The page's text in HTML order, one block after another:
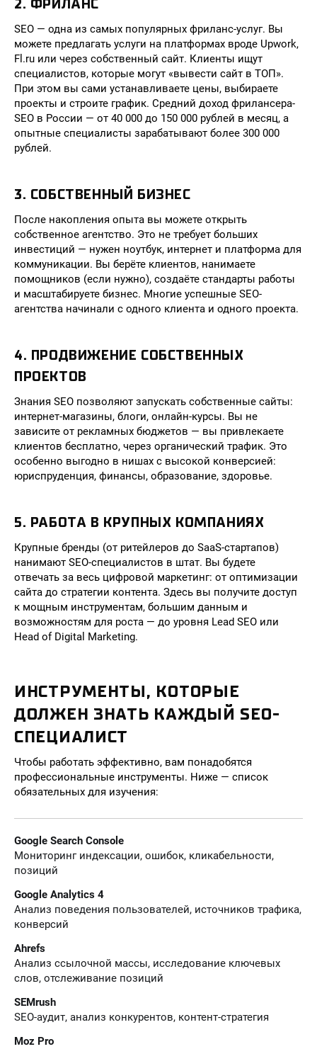
2. ФРИЛАНС
SEO — одна из самых популярных фриланс-услуг. Вы
можете предлагать услуги на платформах вроде Upwork,
Fl.ru или через собственный сайт. Клиенты ищут
специалистов, которые могут «вывести сайт в ТОП».
При этом вы сами устанавливаете цены, выбираете
проекты и строите график. Средний доход фрилансера-
SEO в России — от 40 000 до 150 000 рублей в месяц, а
опытные специалисты зарабатывают более 300 000
рублей.
3. СОБСТВЕННЫЙ БИЗНЕС
После накопления опыта вы можете открыть
собственное агентство. Это не требует больших
инвестиций — нужен ноутбук, интернет и платформа для
коммуникации. Вы берёте клиентов, нанимаете
помощников (если нужно), создаёте стандарты работы
и масштабируете бизнес. Многие успешные SEO-
агентства начинали с одного клиента и одного проекта.
4. ПРОДВИЖЕНИЕ СОБСТВЕННЫХ
ПРОЕКТОВ
Знания SEO позволяют запускать собственные сайты:
интернет-магазины, блоги, онлайн-курсы. Вы не
зависите от рекламных бюджетов — вы привлекаете
клиентов бесплатно, через органический трафик. Это
особенно выгодно в нишах с высокой конверсией:
юриспруденция, финансы, образование, здоровье.
5. РАБОТА В КРУПНЫХ КОМПАНИЯХ
Крупные бренды (от ритейлеров до SaaS-стартапов)
нанимают SEO-специалистов в штат. Вы будете
отвечать за весь цифровой маркетинг: от оптимизации
сайта до стратегии контента. Здесь вы получите доступ
к мощным инструментам, большим данным и
возможностям для роста — до уровня Lead SEO или
Head of Digital Marketing.
ИНСТРУМЕНТЫ, КОТОРЫЕ
ДОЛЖЕН ЗНАТЬ КАЖДЫЙ SEO-
СПЕЦИАЛИСТ
Чтобы работать эффективно, вам понадобятся
профессиональные инструменты. Ниже — список
обязательных для изучения:
Google Search Console
Мониторинг индексации, ошибок, кликабельности,
позиций
Google Analytics 4
Анализ поведения пользователей, источников трафика,
конверсий
Ahrefs
Анализ ссылочной массы, исследование ключевых
слов, отслеживание позиций
SEMrush
SEO-аудит, анализ конкурентов, контент-стратегия
Moz Pro